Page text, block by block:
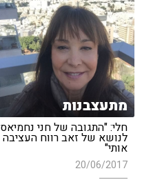
מתעצבנות
חלי: "התגובה של חני נחמיאס
לנושא של זאב רווח העציבה
אותי"
20/06/2017